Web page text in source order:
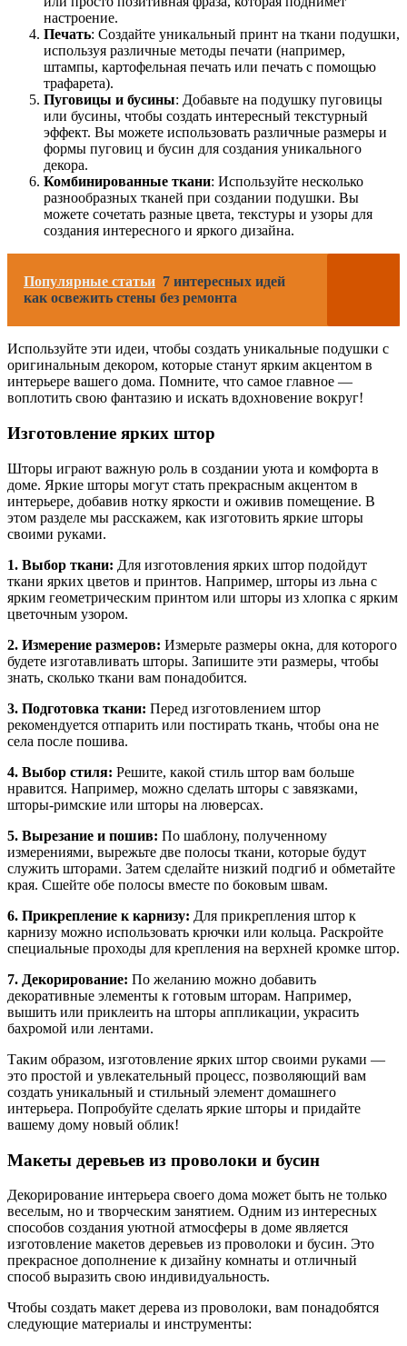
настроение.
Печать: Создайте уникальный принт на ткани подушки,
используя различные методы печати (например,
штампы, картофельная печать или печать с помощью
трафарета).
Пуговицы и бусины: Добавьте на подушку пуговицы
или бусины, чтобы создать интересный текстурный
эффект. Вы можете использовать различные размеры и
формы пуговиц и бусин для создания уникального
декора.
Комбинированные ткани: Используйте несколько
разнообразных тканей при создании подушки. Вы
можете сочетать разные цвета, текстуры и узоры для
создания интересного и яркого дизайна.
Популярные статьи 7 интересных идей
как освежить стены без ремонта
Используйте эти идеи, чтобы создать уникальные подушки с
оригинальным декором, которые станут ярким акцентом в
интерьере вашего дома. Помните, что самое главное —
воплотить свою фантазию и искать вдохновение вокруг!
Изготовление ярких штор
Шторы играют важную роль в создании уюта и комфорта в
доме. Яркие шторы могут стать прекрасным акцентом в
интерьере, добавив нотку яркости и оживив помещение. В
этом разделе мы расскажем, как изготовить яркие шторы
своими руками.
1. Выбор ткани: Для изготовления ярких штор подойдут
ткани ярких цветов и принтов. Например, шторы из льна с
ярким геометрическим принтом или шторы из хлопка с ярким
цветочным узором.
2. Измерение размеров: Измерьте размеры окна, для которого
будете изготавливать шторы. Запишите эти размеры, чтобы
знать, сколько ткани вам понадобится.
3. Подготовка ткани: Перед изготовлением штор
рекомендуется отпарить или постирать ткань, чтобы она не
села после пошива.
4. Выбор стиля: Решите, какой стиль штор вам больше
нравится. Например, можно сделать шторы с завязками,
шторы-римские или шторы на люверсах.
5. Вырезание и пошив: По шаблону, полученному
измерениями, вырежьте две полосы ткани, которые будут
служить шторами. Затем сделайте низкий подгиб и обметайте
края. Сшейте обе полосы вместе по боковым швам.
6. Прикрепление к карнизу: Для прикрепления штор к
карнизу можно использовать крючки или кольца. Раскройте
специальные проходы для крепления на верхней кромке штор.
7. Декорирование: По желанию можно добавить
декоративные элементы к готовым шторам. Например,
вышить или приклеить на шторы аппликации, украсить
бахромой или лентами.
Таким образом, изготовление ярких штор своими руками —
это простой и увлекательный процесс, позволяющий вам
создать уникальный и стильный элемент домашнего
интерьера. Попробуйте сделать яркие шторы и придайте
вашему дому новый облик!
Макеты деревьев из проволоки и бусин
Декорирование интерьера своего дома может быть не только
веселым, но и творческим занятием. Одним из интересных
способов создания уютной атмосферы в доме является
изготовление макетов деревьев из проволоки и бусин. Это
прекрасное дополнение к дизайну комнаты и отличный
способ выразить свою индивидуальность.
Чтобы создать макет дерева из проволоки, вам понадобятся
следующие материалы и инструменты: